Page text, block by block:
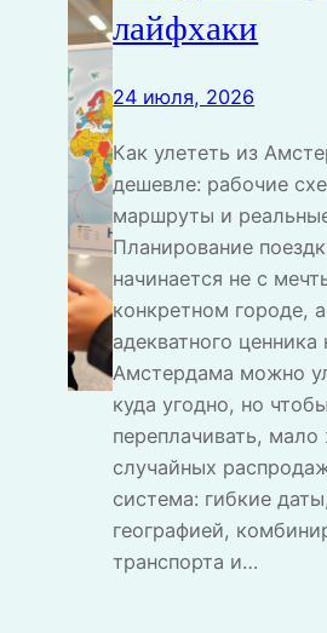
лайфхаки
24 июля, 2026
Как улететь из
дешевле: рабочие
маршруты и
Планирование
начинается не с
конкретном городе,
адекватного
Амстердама можно
куда угодно, но
переплачивать, мало
случайных
система: гибкие
географией,
транспорта и…